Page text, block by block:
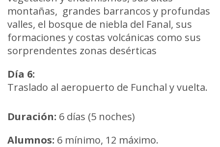
montañas, grandes barrancos y profundas
valles, el bosque de niebla del Fanal, sus
formaciones y costas volcánicas como sus
sorprendentes zonas desérticas
Día 6:
Traslado al aeropuerto de Funchal y vuelta.
Duración: 6 días (5 noches)
Alumnos: 6 mínimo, 12 máximo.